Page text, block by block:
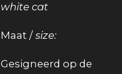
white cat
Maat / size:
Gesigneerd op de